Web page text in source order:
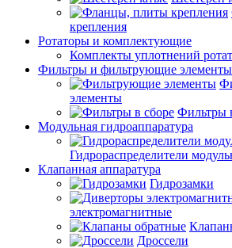
крепления
Ротаторы и комплектующие
Комплекты уплотнений
Фильтры и фильтрующие элементы
элементы
Фильтры
Модульная гидроаппаратура
Гидрораспределители
Клапанная аппаратура
Гидрозамки
электромагнитные
Дроссели